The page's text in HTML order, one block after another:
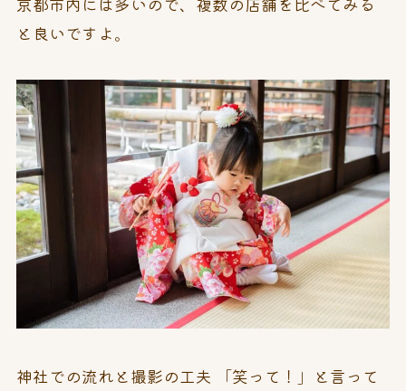
と良いですよ。
神社での流れと撮影の工夫
「笑って！」と言って